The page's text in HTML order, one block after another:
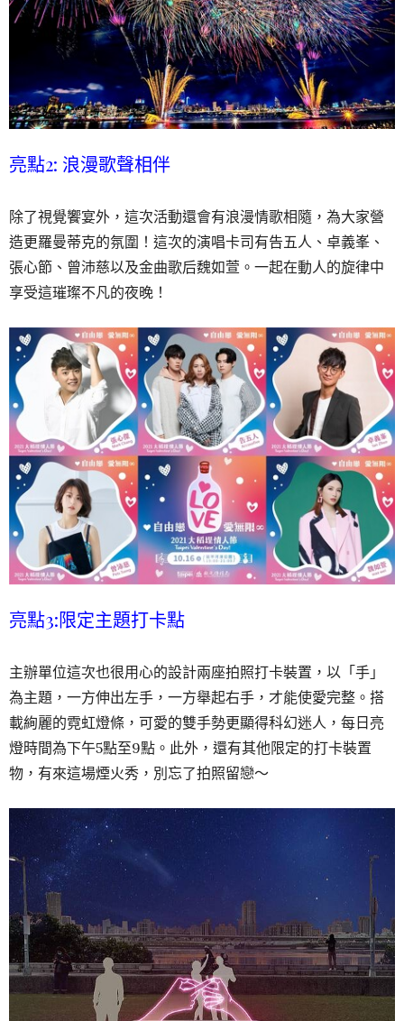
亮點2: 浪漫歌聲相伴
除了視覺饗宴外，這次活動還會有浪漫情歌相隨，為大家營
造更羅曼蒂克的氛圍！這次的演唱卡司有告五人、卓義峯、
張心節、曾沛慈以及金曲歌后魏如萱。一起在動人的旋律中
享受這璀璨不凡的夜晚！
亮點3:限定主題打卡點
主辦單位這次也很用心的設計兩座拍照打卡裝置，以「手」
為主題，一方伸出左手，一方舉起右手，才能使愛完整。搭
載絢麗的霓虹燈條，可愛的雙手勢更顯得科幻迷人，每日亮
燈時間為下午5點至9點。此外，還有其他限定的打卡裝置
物，有來這場煙火秀，別忘了拍照留戀～